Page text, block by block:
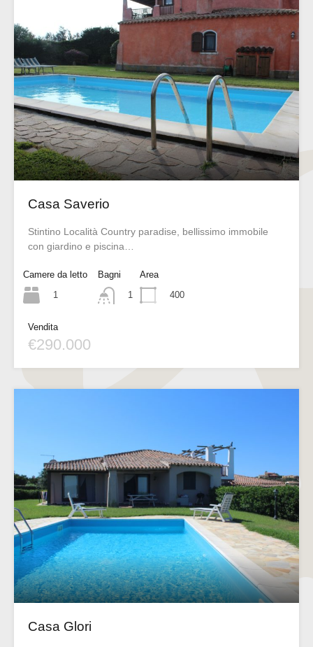
Casa Saverio
Stintino Località Country paradise, bellissimo immobile
con giardino e piscina…
Camere da letto
1
Bagni
1
Area
400
Vendita
€290.000
Casa Glori